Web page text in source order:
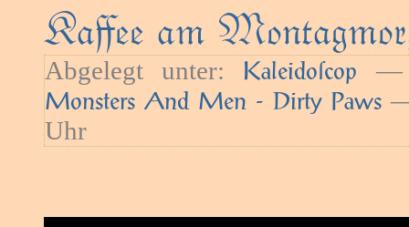
Kaﬀee am
Abgelegt unter: Kaleidoſcop —
Monsters And Men - Dirty Paws
Uhr